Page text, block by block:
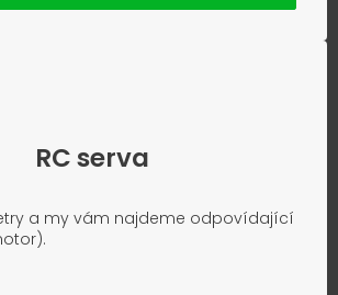
RC serva
a my vám najdeme odpovídající